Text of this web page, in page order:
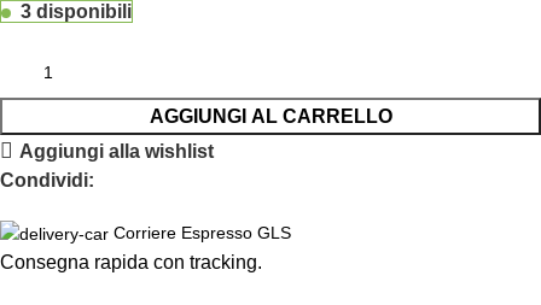
3 disponibili
AGGIUNGI AL CARRELLO
Aggiungi alla wishlist
Condividi:
Corriere Espresso GLS
Consegna rapida con tracking.